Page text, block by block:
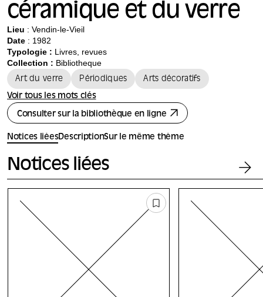
céramique et du verre
Lieu : Vendin-le-Vieil
Date : 1982
Typologie : Livres, revues
Collection : Bibliotheque
Art du verre Périodiques
Arts décoratifs
Voir tous les mots clés
Consulter sur la bibliothèque en ligne
Notices liéesDescriptionSur le même thème
Notices liées